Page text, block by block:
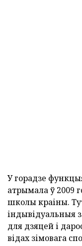
У горадзе
атрымала ў 2009
школы краіны.
індывідуальныя
для дзяцей і
відах зімовага